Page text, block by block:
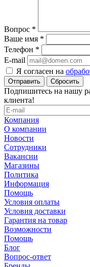
Вопрос *
Ваше имя *
Телефон *
E-mail
Я согласен на
Сбросить
Подпишитесь на нашу
клиента!
Компания
О компании
Новости
Сотрудники
Вакансии
Магазины
Политика
Информация
Помощь
Условия оплаты
Условия доставки
Гарантия на товар
Возможности
Помощь
Блог
Вопрос-ответ